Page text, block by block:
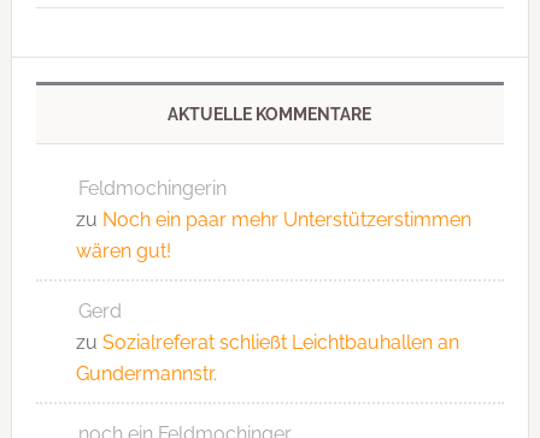
AKTUELLE KOMMENTARE
Feldmochingerin
zu Noch ein paar mehr Unterstützerstimmen
wären gut!
Gerd
zu Sozialreferat schließt Leichtbauhallen an
Gundermannstr.